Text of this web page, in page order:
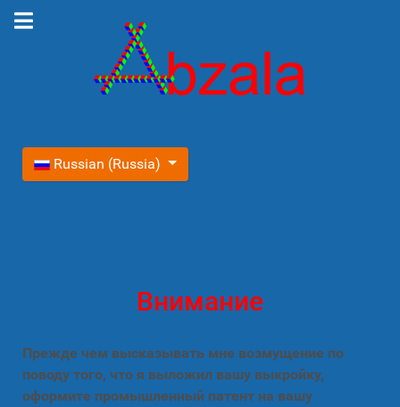
Выберите язык
Russian (Russia)
Внимание
Прежде чем высказывать мне возмущение по
поводу того, что я выложил вашу выкройку,
оформите промышленный патент на вашу